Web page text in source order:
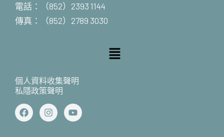
電話：（852）2393 1144
傳真：（852）2789 3030
Menu
個人資料收集聲明
私隱政策聲明
a
c
n
s
o
u